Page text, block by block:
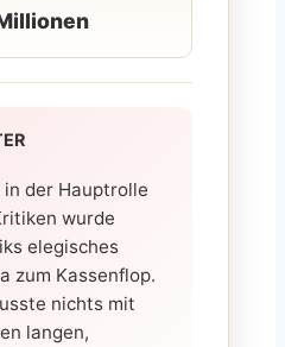
der Hauptrolle
wurde
elegisches
zum Kassenflop.
nichts mit
langen,